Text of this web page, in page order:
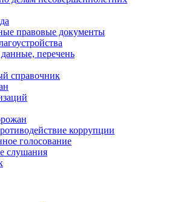
правовые документы
перечень
справочник
коррупции
голосование
слушания